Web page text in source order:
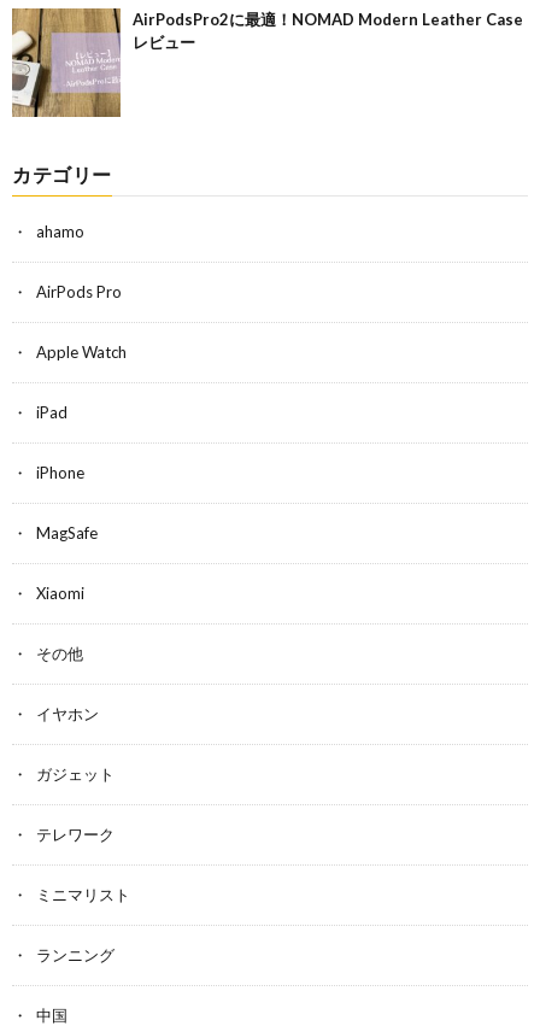
AirPodsPro2に最適！NOMAD Modern Leather Case
レビュー
カテゴリー
ahamo
AirPods Pro
Apple Watch
iPad
iPhone
MagSafe
Xiaomi
その他
イヤホン
ガジェット
テレワーク
ミニマリスト
ランニング
中国